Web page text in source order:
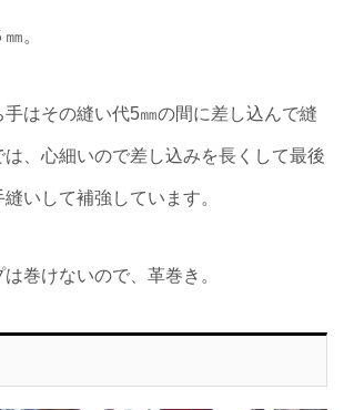
。
手はその縫い代5㎜の間に差し込んで縫
、心細いので差し込みを長くして最後
いして補強しています。
巻けないので、革巻き。